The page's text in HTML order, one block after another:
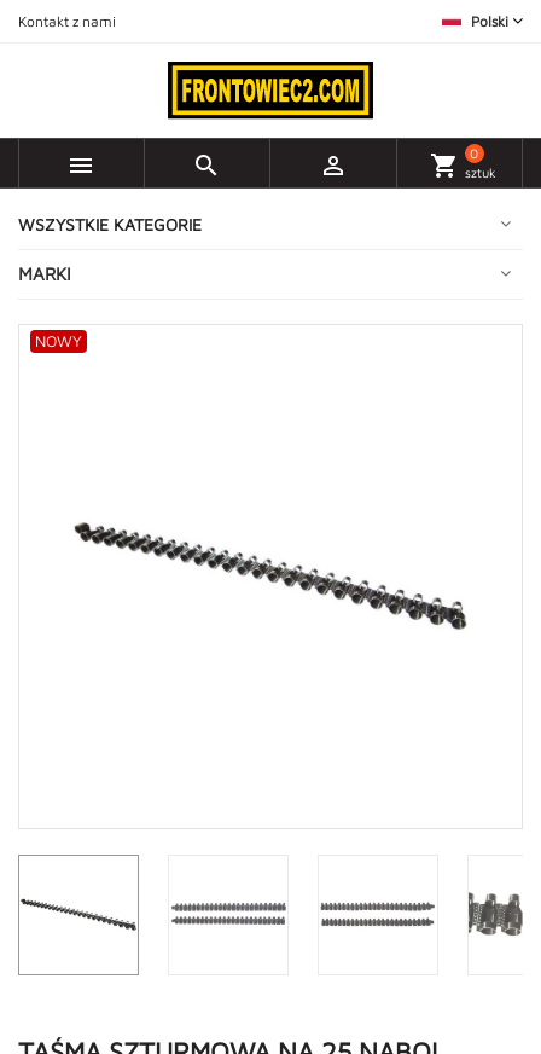
Kontakt z nami Polski
   shopping_cart
0
sztuk
WSZYSTKIE KATEGORIE
MARKI
NOWY